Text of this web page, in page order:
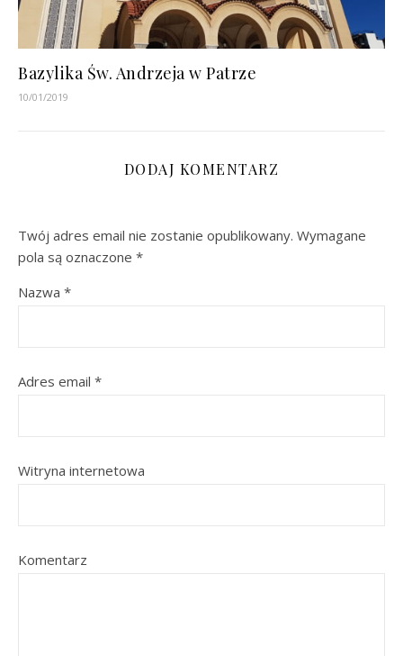
Bazylika Św. Andrzeja w Patrze
10/01/2019
DODAJ KOMENTARZ
Twój adres email nie zostanie opublikowany. Wymagane
pola są oznaczone *
Nazwa *
Adres email *
Witryna internetowa
Komentarz